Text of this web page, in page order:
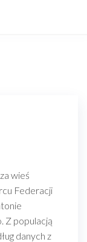
wieś
Federacji
Z populacją
danych z